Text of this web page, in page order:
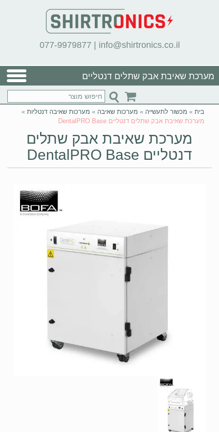
077-9979877 | info@shirtronics.co.il
מערכת שאיבת אבק שתלים דנטליים
בית » מכשור לתעשייה » מערכות שאיבה » מערכות שאיבה דנטליות »
מערכת שאיבת אבק שתלים דנטליים DentalPRO Base
מערכת שאיבת אבק שתלים
דנטליים DentalPRO Base